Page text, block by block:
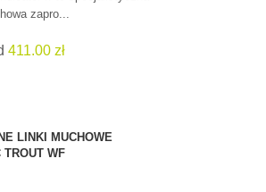
zapro...
411.00 zł
LINKI MUCHOWE
TROUT WF